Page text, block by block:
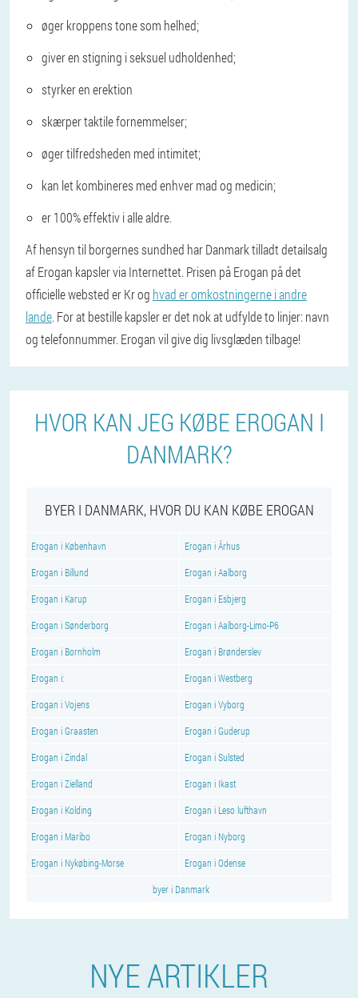
øger kroppens tone som helhed;
giver en stigning i seksuel udholdenhed;
styrker en erektion
skærper taktile fornemmelser;
øger tilfredsheden med intimitet;
kan let kombineres med enhver mad og medicin;
er 100% effektiv i alle aldre.
Af hensyn til borgernes sundhed har Danmark tilladt detailsalg
af Erogan kapsler via Internettet. Prisen på Erogan på det
officielle websted er Kr og hvad er omkostningerne i andre
lande. For at bestille kapsler er det nok at udfylde to linjer: navn
og telefonnummer. Erogan vil give dig livsglæden tilbage!
HVOR KAN JEG KØBE EROGAN I
DANMARK?
BYER I DANMARK, HVOR DU KAN KØBE EROGAN
Erogan i København Erogan i Århus
Erogan i Billund Erogan i Aalborg
Erogan i Karup Erogan i Esbjerg
Erogan i Sønderborg Erogan i Aalborg-Limo-P6
Erogan i Bornholm Erogan i Brønderslev
Erogan i: Erogan i Westberg
Erogan i Vojens Erogan i Vyborg
Erogan i Graasten Erogan i Guderup
Erogan i Zindal Erogan i Sulsted
Erogan i Zielland Erogan i Ikast
Erogan i Kolding Erogan i Leso lufthavn
Erogan i Maribo Erogan i Nyborg
Erogan i Nykøbing-Morse Erogan i Odense
byer i Danmark
NYE ARTIKLER